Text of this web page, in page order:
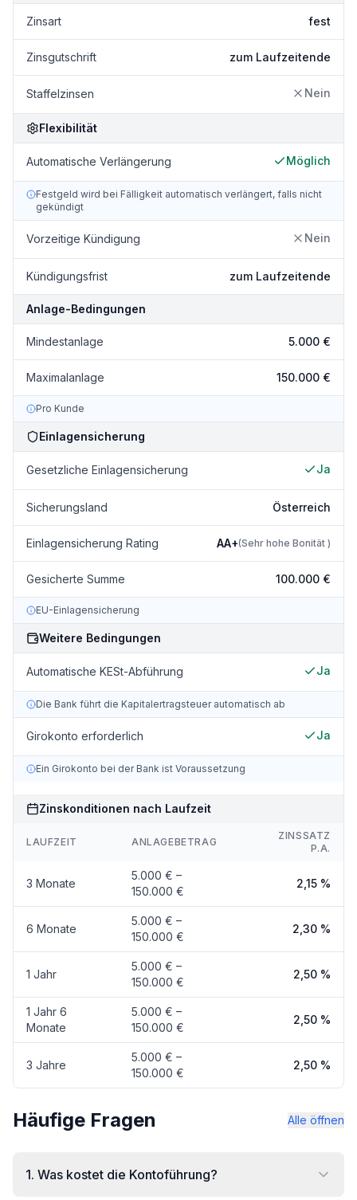
Zinsart fest
Zinsgutschrift zum Laufzeitende
Staffelzinsen Nein
Flexibilität
Automatische Verlängerung Möglich
Festgeld wird bei Fälligkeit automatisch verlängert, falls nicht
gekündigt
Vorzeitige Kündigung Nein
Kündigungsfrist zum Laufzeitende
Anlage-Bedingungen
Mindestanlage 5.000 €
Maximalanlage 150.000 €
Pro Kunde
Einlagensicherung
Gesetzliche Einlagensicherung Ja
Sicherungsland Österreich
Einlagensicherung Rating AA+(Sehr hohe Bonität )
Gesicherte Summe 100.000 €
EU-Einlagensicherung
Weitere Bedingungen
Automatische KESt-Abführung Ja
Die Bank führt die Kapitalertragsteuer automatisch ab
Girokonto erforderlich Ja
Ein Girokonto bei der Bank ist Voraussetzung
Zinskonditionen nach Laufzeit
LAUFZEIT ANLAGEBETRAG
ZINSSATZ
P.A.
3 Monate
5.000 € –
150.000 €
2,15 %
6 Monate
5.000 € –
150.000 €
2,30 %
1 Jahr
5.000 € –
150.000 €
2,50 %
1 Jahr 6
Monate
5.000 € –
150.000 €
2,50 %
3 Jahre
5.000 € –
150.000 €
2,50 %
Häufige Fragen Alle öffnen
1. Was kostet die Kontoführung?